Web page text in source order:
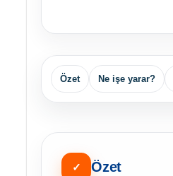
Özet Ne işe yarar?
✓ Özet